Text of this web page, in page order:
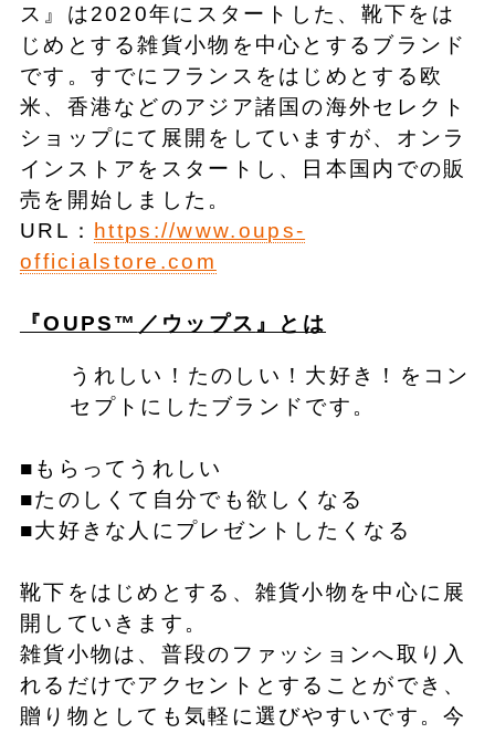
ス』は2020年にスタートした、靴下をは
じめとする雑貨小物を中心とするブランド
です。すでにフランスをはじめとする欧
米、香港などのアジア諸国の海外セレクト
ショップにて展開をしていますが、オンラ
インストアをスタートし、日本国内での販
売を開始しました。
URL： https://www.oups-
officialstore.com
『OUPS™ ／ウップス 』とは
うれしい！たのしい！大好き！をコン
セプトにしたブランドです。
■もらってうれしい
■たのしくて自分でも欲しくなる
■大好きな人にプレゼントしたくなる
靴下をはじめとする、雑貨小物を中心に展
開していきます。
雑貨小物は、普段のファッションへ取り入
れるだけでアクセントとすることができ、
贈り物としても気軽に選びやすいです。今